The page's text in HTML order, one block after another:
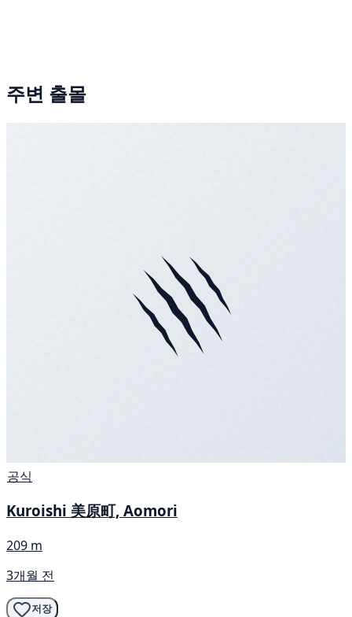
주변 출몰
공식
Kuroishi 美原町, Aomori
209 m
3개월 전
저장